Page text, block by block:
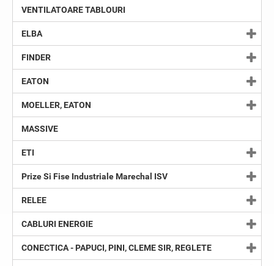
VENTILATOARE TABLOURI
ELBA
FINDER
EATON
MOELLER, EATON
MASSIVE
ETI
Prize Si Fise Industriale Marechal ISV
RELEE
CABLURI ENERGIE
CONECTICA - PAPUCI, PINI, CLEME SIR, REGLETE